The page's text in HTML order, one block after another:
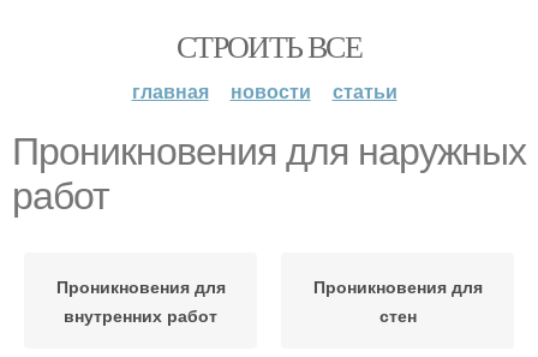
СТРОИТЬ ВСЕ
главная новости статьи
Проникновения для наружных
работ
Проникновения для
внутренних работ
Проникновения для
стен